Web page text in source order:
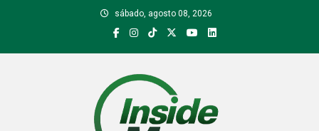
sábado, agosto 08, 2026